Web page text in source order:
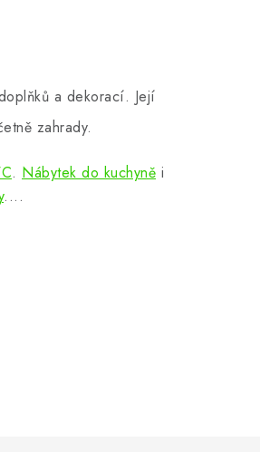
a dekorací. Její
zahrady.
. Nábytek do kuchyně i
....